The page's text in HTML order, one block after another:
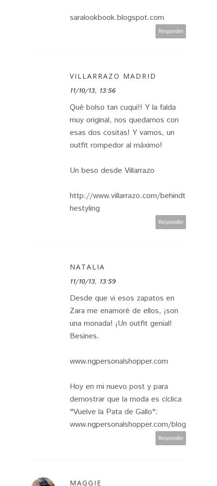
saralookbook.blogspot.com
Responder
VILLARRAZO MADRID
11/10/13, 13:56
Qué bolso tan cuqui!! Y la falda
muy original, nos quedamos con
esas dos cositas! Y vamos, un
outfit rompedor al máximo!
Un beso desde Villarrazo
http://www.villarrazo.com/behindt
hestyling
Responder
NATALIA
11/10/13, 13:59
Desde que vi esos zapatos en
Zara me enamoré de ellos, ¡son
una monada! ¡Un outfit genial!
Besines.
www.ngpersonalshopper.com
Hoy en mi nuevo post y para
demostrar que la moda es cíclica
"Vuelve la Pata de Gallo":
www.ngpersonalshopper.com/blog
Responder
MAGGIE